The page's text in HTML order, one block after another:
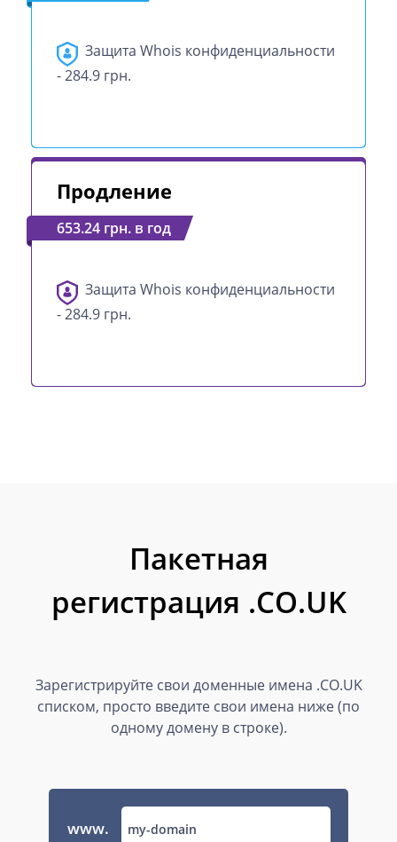
Защита Whois конфиденциальности
- 284.9 грн.
Продление
653.24 грн. в год
Защита Whois конфиденциальности
- 284.9 грн.
Пакетная
регистрация .CO.UK
Зарегистрируйте свои доменные имена .CO.UK
списком, просто введите свои имена ниже (по
одному домену в строке).
www.